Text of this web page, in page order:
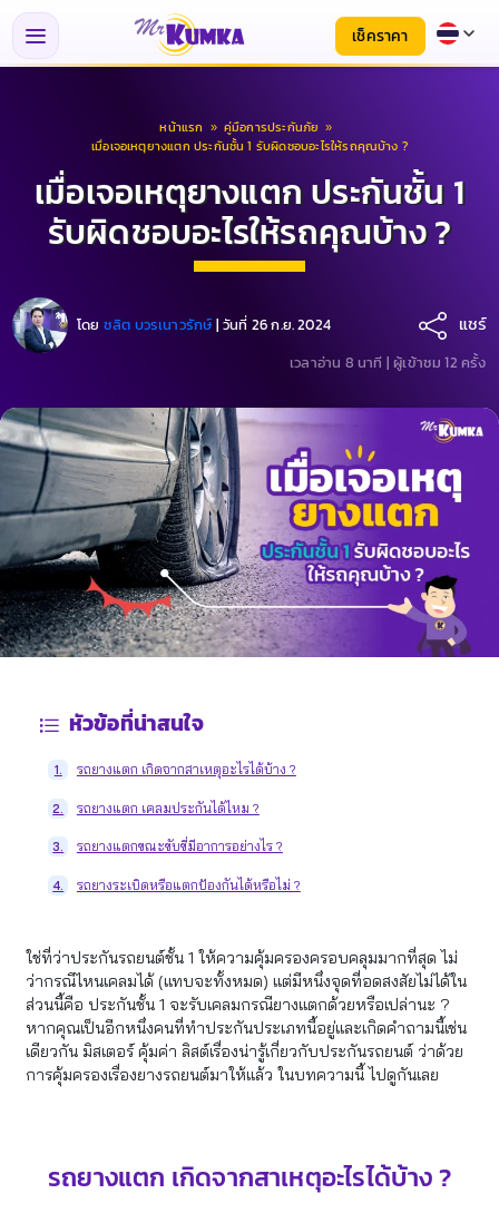
เช็คราคา
หน้าแรก » คู่มือการประกันภัย »
เมื่อเจอเหตุยางแตก ประกันชั้น 1 รับผิดชอบอะไรให้รถคุณบ้าง ?
เมื่อเจอเหตุยางแตก ประกันชั้น 1
รับผิดชอบอะไรให้รถคุณบ้าง ?
โดย ชลิต บวรเนาวรักษ์ | วันที่ 26 ก.ย. 2024 แชร์
เวลาอ่าน 8 นาที | ผู้เข้าชม 12 ครั้ง
หัวข้อที่น่าสนใจ
1. รถยางแตก เกิดจากสาเหตุอะไรได้บ้าง ?
2. รถยางแตก เคลมประกันได้ไหม ?
3. รถยางแตกขณะขับขี่มีอาการอย่างไร ?
4. รถยางระเบิดหรือแตกป้องกันได้หรือไม่ ?
ใช่ที่ว่าประกันรถยนต์ชั้น 1 ให้ความคุ้มครองครอบคลุมมากที่สุด ไม่
ว่ากรณีไหนเคลมได้ (แทบจะทั้งหมด) แต่มีหนึ่งจุดที่อดสงสัยไม่ได้ใน
ส่วนนี้คือ ประกันชั้น 1 จะรับเคลมกรณียางแตกด้วยหรือเปล่านะ ?
หากคุณเป็นอีกหนึ่งคนที่ทำประกันประเภทนี้อยู่และเกิดคำถามนี้เช่น
เดียวกัน มิสเตอร์ คุ้มค่า ลิสต์เรื่องน่ารู้เกี่ยวกับประกันรถยนต์ ว่าด้วย
การคุ้มครองเรื่องยางรถยนต์มาให้แล้ว ในบทความนี้ ไปดูกันเลย
รถยางแตก เกิดจากสาเหตุอะไรได้บ้าง ?